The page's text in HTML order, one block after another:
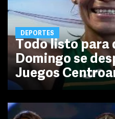
DEPORTES
Todo listo para
Domingo se
Juegos